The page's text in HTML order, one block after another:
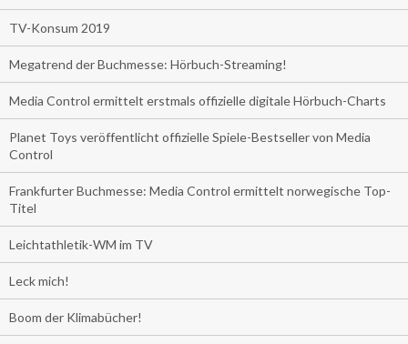
TV-Konsum 2019
Megatrend der Buchmesse: Hörbuch-Streaming!
Media Control ermittelt erstmals offizielle digitale Hörbuch-Charts
Planet Toys veröffentlicht offizielle Spiele-Bestseller von Media
Control
Frankfurter Buchmesse: Media Control ermittelt norwegische Top-
Titel
Leichtathletik-WM im TV
Leck mich!
Boom der Klimabücher!